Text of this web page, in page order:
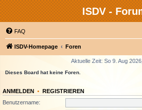
ISDV -
FAQ
ISDV-Homepage Foren
Aktuelle Zeit: So 9. Aug
Dieses Board hat keine Foren.
ANMELDEN • REGISTRIEREN
Benutzername: